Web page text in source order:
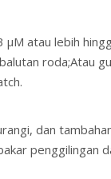
atau lebih
roda;Atau
dan
penggilingan